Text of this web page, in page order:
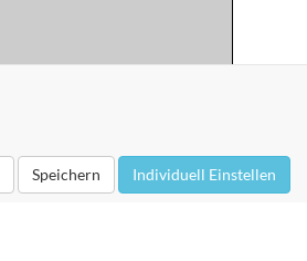
Speichern Individuell Einstellen